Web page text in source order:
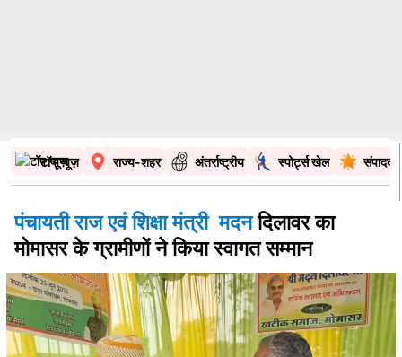
टॉप न्यूज़ राज्य-शहर अंतर्राष्ट्रीय स्पोर्ट्स खेल
पंचायती राज एवं शिक्षा मंत्री मदनदिलावर का
मोमासर के ग्रामीणों ने किया स्वागत सम्मान